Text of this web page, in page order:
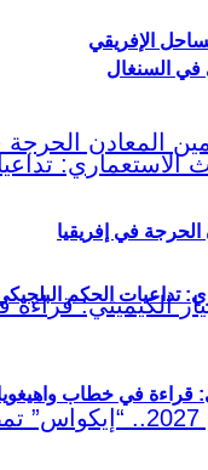
الإفريقي
تداعيات الحكم
في السنغال
الحرجة في إفريقيا
قراءة في خطاب